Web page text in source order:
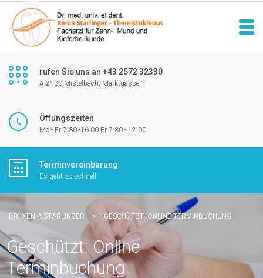
rufen Sie uns an +43 2572 32330
A-2130 Mistelbach, Marktgasse 1
Öffungszeiten
Mo - Fr 7:30 -16.00 Fr 7:30 - 12:00
Terminvereinbarung
Es geht so schnell
DR. XENIA STARLINGER > GESCHÜTZT: ONLINE TERMINBUCHUNG
Geschützt: Online
Terminbuchung